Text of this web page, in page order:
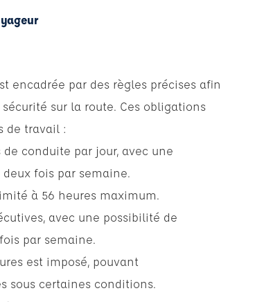
encadrée par des règles précises afin
sur la route. Ces obligations
de travail :
conduite par jour, avec une
deux fois par semaine.
à 56 heures maximum.
avec une possibilité de
par semaine.
est imposé, pouvant
sous certaines conditions.